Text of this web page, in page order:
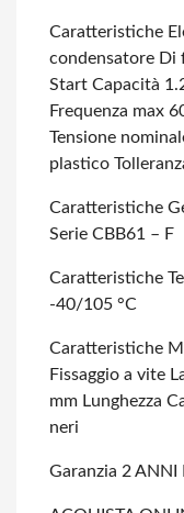
Caratteristiche
condensatore Di
Start Capacità
Frequenza max
Tensione
plastico
Caratteristiche
Serie CBB61 – F
Caratteristiche
-40/105 °C
Caratteristiche
Fissaggio a vite
mm Lunghezza
neri
Garanzia 2 ANNI